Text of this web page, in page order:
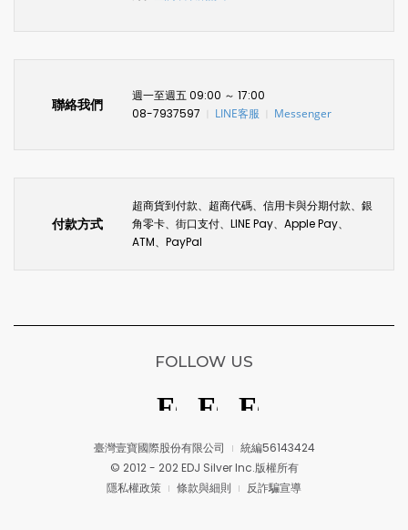
聯絡我們
週一至週五 09:00 ～ 17:00
08-7937597
LINE客服 Messenger
付款方式
超商貨到付款、超商代碼、信用卡與分期付款、銀
角零卡、街口支付、LINE Pay、Apple Pay、
ATM、PayPal
臺灣壹寶國際股份有限公司
統編56143424
© 2012 - 202 EDJ Silver Inc.版權所有
隱私權政策
條款與細則 反詐騙宣導
FOLLOW US